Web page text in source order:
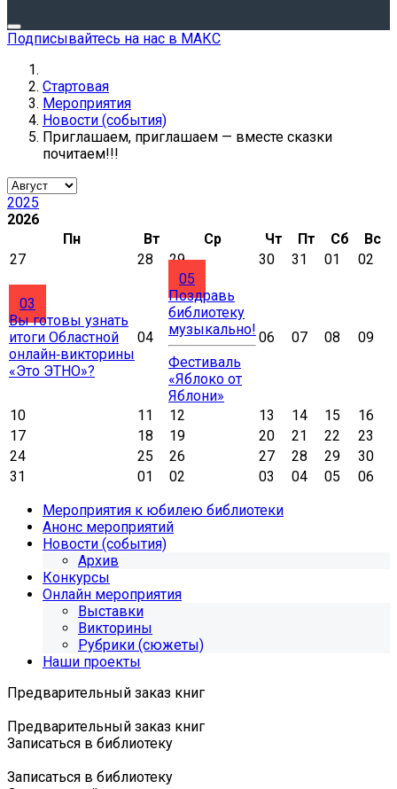
Подписывайтесь на нас в МАКС
Стартовая
Мероприятия
Новости (события)
Приглашаем, приглашаем — вместе сказки
почитаем!!!
2025
2026
Пн
Вт Ср Чт Пт Сб
Вс
27
28 29 30 31 01 02
03
Вы готовы узнать
итоги Областной
онлайн‑викторины
«Это ЭТНО»?
04
05
Поздравь
библиотеку
музыкально!
Фестиваль
«Яблоко от
Яблони»
06 07 08 09
10 11 12 13 14 15
16
17
18 19 20 21 22
23
24
25 26 27 28 29
30
31
01 02 03 04 05
06
Мероприятия к юбилею библиотеки
Анонс мероприятий
Новости (события)
Архив
Конкурсы
Онлайн мероприятия
Выставки
Викторины
Рубрики (сюжеты)
Наши проекты
Предварительный заказ книг
Предварительный заказ книг
Записаться в библиотеку
Записаться в библиотеку